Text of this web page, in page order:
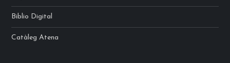
Biblio Digital
Catàleg Atena